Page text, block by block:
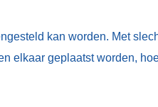
kan worden. Met
elkaar geplaatst worden,